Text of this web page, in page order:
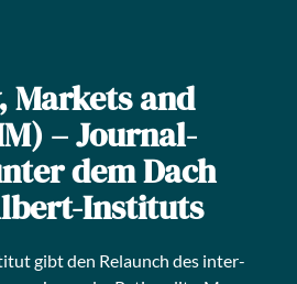
Markets and
– Journal-
dem Dach
Instituts
gibt den Relaunch des inter­